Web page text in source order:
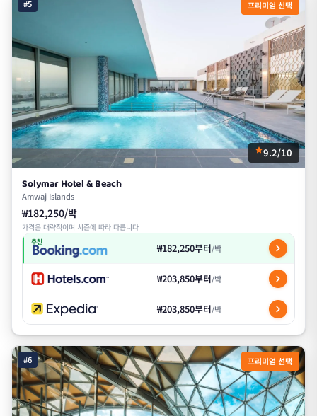
#5 프리미엄 선택
9.2/10
Solymar Hotel & Beach
Amwaj Islands
₩182,250/박
가격은 대략적이며 시즌에 따라 다릅니다
추천 ₩182,250부터/박
₩203,850부터/박
₩203,850부터/박
#6 프리미엄 선택